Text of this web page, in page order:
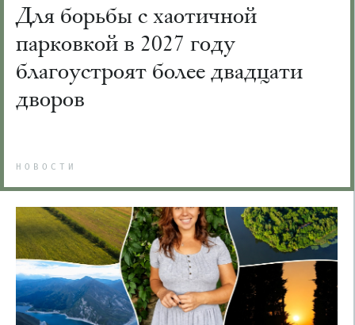
Для борьбы с хаотичной
парковкой в 2027 году
благоустроят более двадцати
дворов
НОВОСТИ